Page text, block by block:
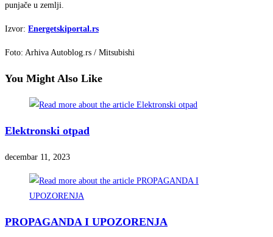
punjače u zemlji.
Izvor: Energetskiportal.rs
Foto: Arhiva Autoblog.rs / Mitsubishi
You Might Also Like
Elektronski otpad
decembar 11, 2023
PROPAGANDA I UPOZORENJA